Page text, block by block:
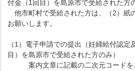
付金（1回目）を島原市で受給された方
他市町村で受給された方は、（2）紙
お願いします。
（1）電子申請での提出（妊婦給付認定
目）を島原市で受給された方のみ）
案内文章に記載の二次元コードを